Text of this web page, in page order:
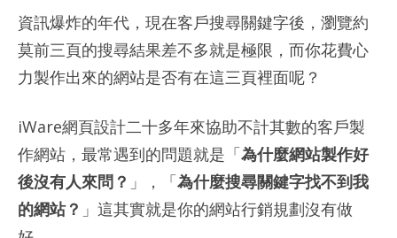
資訊爆炸的年代，現在客戶搜尋關鍵字後，瀏覽約
莫前三頁的搜尋結果差不多就是極限，而你花費心
力製作出來的網站是否有在這三頁裡面呢？
iWare網頁設計二十多年來協助不計其數的客戶製
作網站，最常遇到的問題就是「為什麼網站製作好
後沒有人來問？ 」，「為什麼搜尋關鍵字找不到我
的網站？ 」這其實就是你的網站行銷規劃沒有做